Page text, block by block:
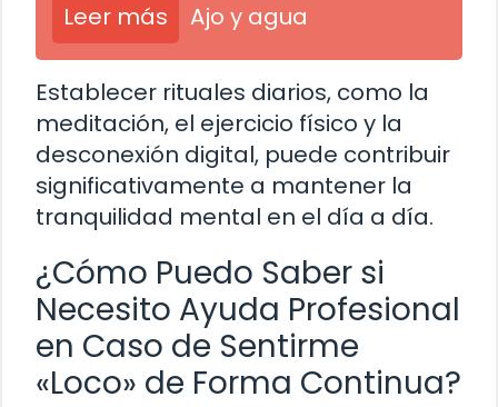
Leer más Ajo y agua
Establecer rituales diarios, como la
meditación, el ejercicio físico y la
desconexión digital, puede contribuir
significativamente a mantener la
tranquilidad mental en el día a día.
¿Cómo Puedo Saber si
Necesito Ayuda Profesional
en Caso de Sentirme
«Loco» de Forma Continua?